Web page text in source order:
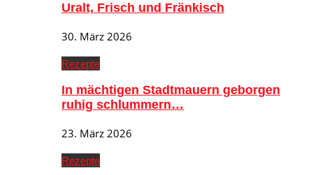
Uralt, Frisch und Fränkisch
30. März 2026
Rezepte
In mächtigen Stadtmauern geborgen
ruhig schlummern…
23. März 2026
Rezepte